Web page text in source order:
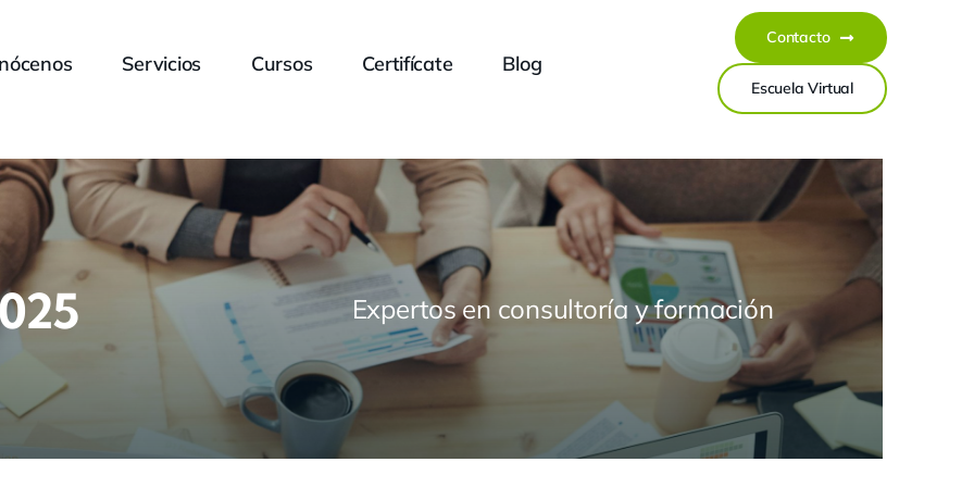
Servicios Cursos Certifícate Blog
Contacto
Escuela Virtual
Expertos en consultoría y formación